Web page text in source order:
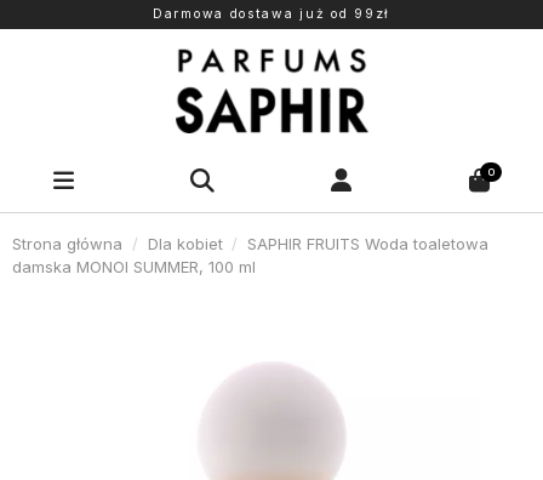
Darmowa dostawa już od 99zł
0
Strona główna Dla kobiet
SAPHIR FRUITS Woda toaletowa
damska MONOI SUMMER, 100 ml